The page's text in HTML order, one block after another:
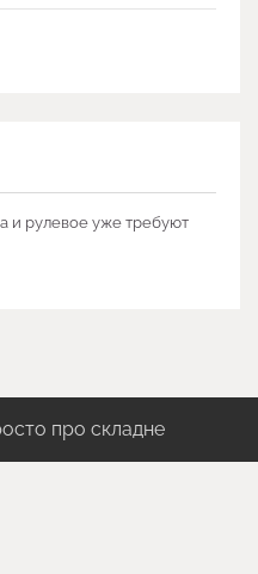
и рулевое уже требуют
про складне